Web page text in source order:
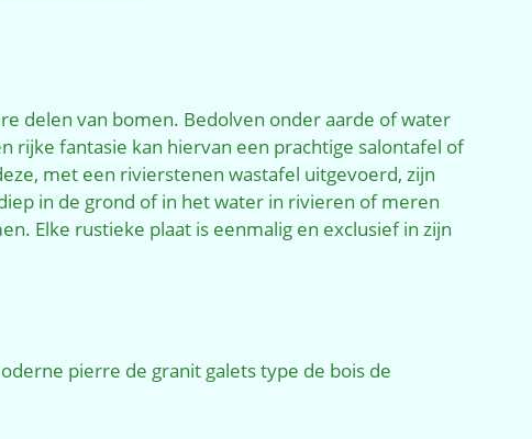
delen van bomen. Bedolven onder aarde of water
rijke fantasie kan hiervan een prachtige salontafel of
met een rivierstenen wastafel uitgevoerd, zijn
in de grond of in het water in rivieren of meren
Elke rustieke plaat is eenmalig en exclusief in zijn
pierre de granit galetstype de bois de